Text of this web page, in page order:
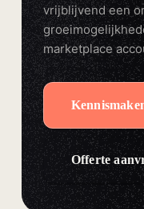
vrijblijvend een
marketplace
Offerte